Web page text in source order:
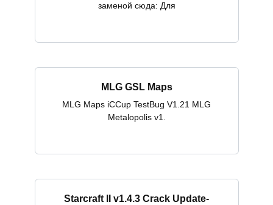
заменой сюда: Для
MLG GSL Maps
MLG Maps iCCup TestBug V1.21 MLG
Metalopolis v1.
Starcraft II v1.4.3 Crack Update-